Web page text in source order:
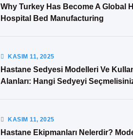
Why Turkey Has Become A Global
Hospital Bed Manufacturing
KASIM11, 2025
Hastane Sedyesi Modelleri Ve
Alanları: Hangi Sedyeyi
KASIM11, 2025
Hastane Ekipmanları Nelerdir?